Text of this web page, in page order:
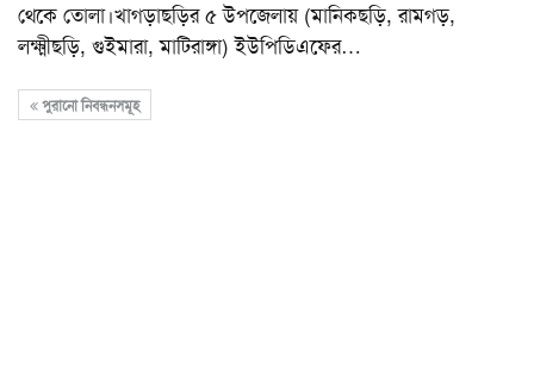
থেকে তোলা।খাগড়াছড়ির ৫ উপজেলায় (মানিকছড়ি, রামগড়,
লক্ষ্মীছড়ি, গুইমারা, মাটিরাঙ্গা) ইউপিডিএফের…
পুরানো নিবন্ধনসমূহ